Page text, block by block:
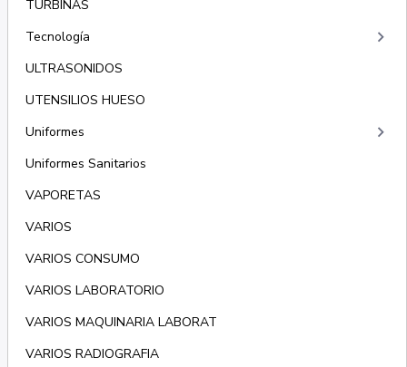
TURBINAS
Tecnología
keyboard_arrow_right
ULTRASONIDOS
UTENSILIOS HUESO
Uniformes
keyboard_arrow_right
Uniformes Sanitarios
VAPORETAS
VARIOS
VARIOS CONSUMO
VARIOS LABORATORIO
VARIOS MAQUINARIA LABORAT
VARIOS RADIOGRAFIA